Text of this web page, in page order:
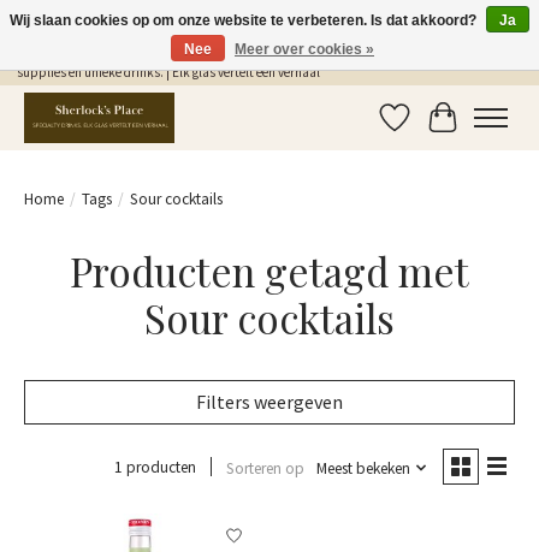
Gratis Verzending in NL vanaf €75,- | Sherlocks Place: dé plek voor MONIN siropen, bar
supplies en unieke drinks. | Elk glas vertelt een verhaal
Verlanglijst
Home / Tags / Sour cocktails
Producten getagd met
Sour cocktails
Filters weergeven
1 producten Sorteren op Meest bekeken
Wij slaan cookies op om onze website te verbeteren. Is dat akkoord?
Ja
Nee
Meer over cookies »